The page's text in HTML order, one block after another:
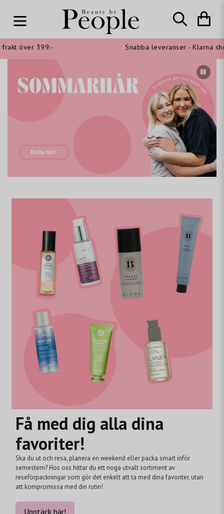
över 399:- Snabba leveranser - Klarna
Få med dig alla dina
favoriter!
Ska du ut och resa, planera en weekend eller packa smart inför
semestern? Hos oss hittar du ett noga utvalt sortiment av
reseförpackningar som gör det enkelt att ta med dina favoriter, utan
att kompromissa med din rutin!
Upptäck här!